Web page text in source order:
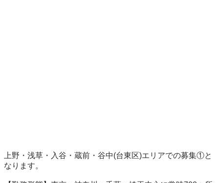
上野・浅草・入谷・蔵前・谷中(台東区)エリアでの募集①と
なります。